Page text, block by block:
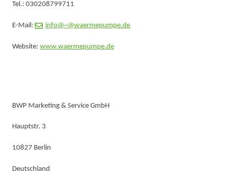
Tel.: 030208799711
E-Mail: info@~@waermepumpe.de
Website: www.waermepumpe.de
BWP Marketing & Service GmbH
Hauptstr. 3
10827 Berlin
Deutschland